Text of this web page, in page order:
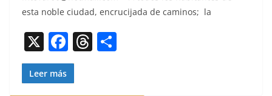
e
b
o
o
k
a
d
s
p
esta noble ciu­dad, encru­ci­ja­da de caminos; la
X F
a
c
T
Leer más